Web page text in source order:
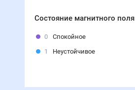
Состояние магнитного поля
0
Спокойное
1
Неустойчивое